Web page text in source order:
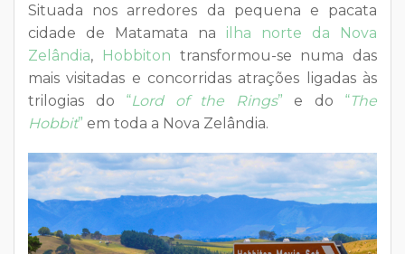
Situada nos arredores da pequena e pacata
cidade de Matamata na ilha norte da Nova
Zelândia, Hobbiton transformou-se numa das
mais visitadas e concorridas atrações ligadas às
trilogias do “Lord of the Rings” e do “The
Hobbit” em toda a Nova Zelândia.